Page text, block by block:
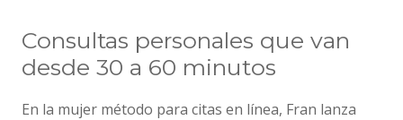
Consultas personales que van
desde 30 a 60 minutos
En la mujer método para citas en línea, Fran lanza